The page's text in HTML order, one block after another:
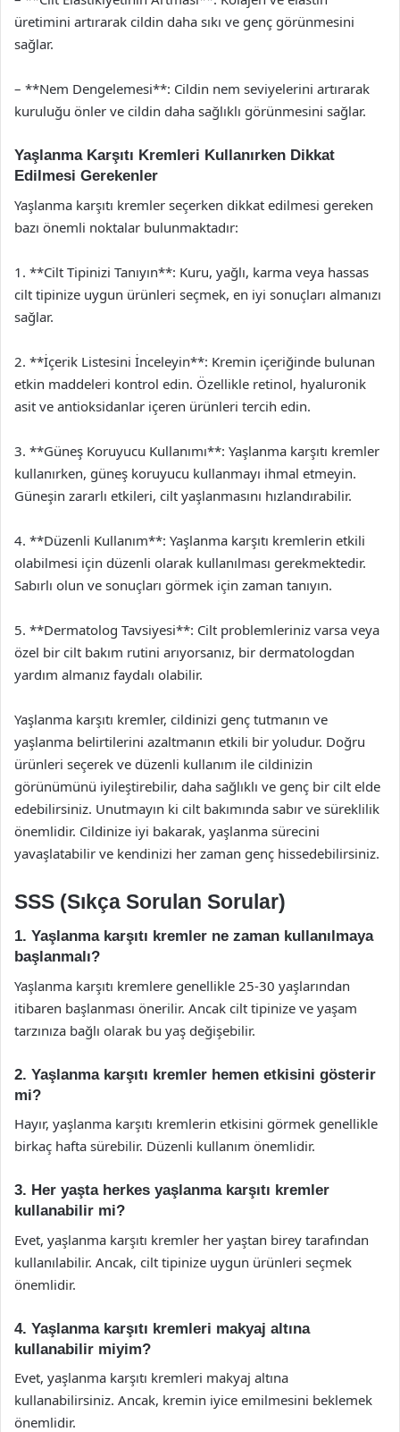
üretimini artırarak cildin daha sıkı ve genç görünmesini
sağlar.
– **Nem Dengelemesi**: Cildin nem seviyelerini artırarak
kuruluğu önler ve cildin daha sağlıklı görünmesini sağlar.
Yaşlanma Karşıtı Kremleri Kullanırken Dikkat
Edilmesi Gerekenler
Yaşlanma karşıtı kremler seçerken dikkat edilmesi gereken
bazı önemli noktalar bulunmaktadır:
1. **Cilt Tipinizi Tanıyın**: Kuru, yağlı, karma veya hassas
cilt tipinize uygun ürünleri seçmek, en iyi sonuçları almanızı
sağlar.
2. **İçerik Listesini İnceleyin**: Kremin içeriğinde bulunan
etkin maddeleri kontrol edin. Özellikle retinol, hyaluronik
asit ve antioksidanlar içeren ürünleri tercih edin.
3. **Güneş Koruyucu Kullanımı**: Yaşlanma karşıtı kremler
kullanırken, güneş koruyucu kullanmayı ihmal etmeyin.
Güneşin zararlı etkileri, cilt yaşlanmasını hızlandırabilir.
4. **Düzenli Kullanım**: Yaşlanma karşıtı kremlerin etkili
olabilmesi için düzenli olarak kullanılması gerekmektedir.
Sabırlı olun ve sonuçları görmek için zaman tanıyın.
5. **Dermatolog Tavsiyesi**: Cilt problemleriniz varsa veya
özel bir cilt bakım rutini arıyorsanız, bir dermatologdan
yardım almanız faydalı olabilir.
Yaşlanma karşıtı kremler, cildinizi genç tutmanın ve
yaşlanma belirtilerini azaltmanın etkili bir yoludur. Doğru
ürünleri seçerek ve düzenli kullanım ile cildinizin
görünümünü iyileştirebilir, daha sağlıklı ve genç bir cilt elde
edebilirsiniz. Unutmayın ki cilt bakımında sabır ve süreklilik
önemlidir. Cildinize iyi bakarak, yaşlanma sürecini
yavaşlatabilir ve kendinizi her zaman genç hissedebilirsiniz.
SSS (Sıkça Sorulan Sorular)
1. Yaşlanma karşıtı kremler ne zaman kullanılmaya
başlanmalı?
Yaşlanma karşıtı kremlere genellikle 25-30 yaşlarından
itibaren başlanması önerilir. Ancak cilt tipinize ve yaşam
tarzınıza bağlı olarak bu yaş değişebilir.
2. Yaşlanma karşıtı kremler hemen etkisini gösterir
mi?
Hayır, yaşlanma karşıtı kremlerin etkisini görmek genellikle
birkaç hafta sürebilir. Düzenli kullanım önemlidir.
3. Her yaşta herkes yaşlanma karşıtı kremler
kullanabilir mi?
Evet, yaşlanma karşıtı kremler her yaştan birey tarafından
kullanılabilir. Ancak, cilt tipinize uygun ürünleri seçmek
önemlidir.
4. Yaşlanma karşıtı kremleri makyaj altına
kullanabilir miyim?
Evet, yaşlanma karşıtı kremleri makyaj altına
kullanabilirsiniz. Ancak, kremin iyice emilmesini beklemek
önemlidir.